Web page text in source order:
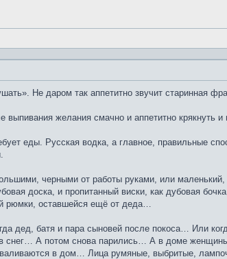
Не даром так аппетитно звучит старинная
желания смачно и аппетитно крякнуть
еды. Русская водка, а главное, правильные
черными от работы руками, или маленький,
доска, и пропитанный виски, как дубовая
рюмки, оставшейся ещё от деда…
дед, батя и пара сыновей после покоса… Или
в снег… А потом снова парились… А в доме
в дом… Лица румяные, выбритые,